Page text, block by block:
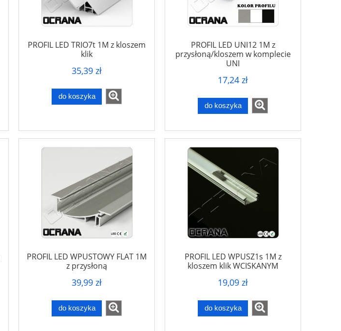
PROFIL LED TRIO7t 1M z kloszem
klik
35,39 zł
do koszyka
PROFIL LED UNI12 1M z
przysłoną/kloszem w komplecie
UNI
17,24 zł
do koszyka
PROFIL LED WPUSTOWY FLAT 1M
z przysłoną
39,99 zł
do koszyka
PROFIL LED WPUSZ1s 1M z
kloszem klik WCISKANYM
19,09 zł
do koszyka